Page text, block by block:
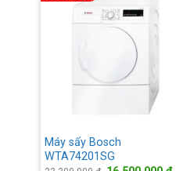
Máy sấy Bosch
WTA74201SG